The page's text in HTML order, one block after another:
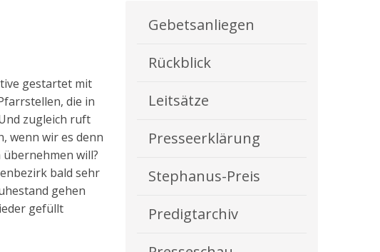
gestartet mit
die in
zugleich ruft
wenn wir es denn
will?
bald sehr
gehen
gefüllt
Gebetsanliegen
Rückblick
Leitsätze
Presseerklärung
Stephanus-Preis
Predigtarchiv